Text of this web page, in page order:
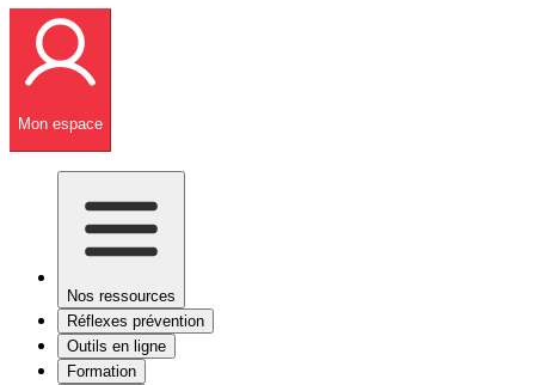
Mon espace
Nos ressources
Réflexes prévention
Outils en ligne
Formation